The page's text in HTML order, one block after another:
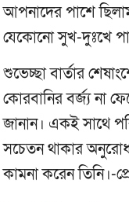
আপনাদের পাশে
যেকোনো সুখ-দুঃখে
​শুভেচ্ছা বার্তার
কোরবানির বর্জ্য না
জানান। একই সাথে
সচেতন থাকার অনুরোধ
কামনা করেন তিনি।-